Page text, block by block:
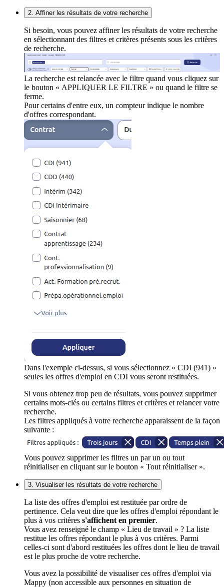
2. Affiner les résultats de votre recherche
Si besoin, vous pouvez affiner les résultats de votre recherche
en sélectionnant des filtres et critères présents sous les critères
de recherche.
La recherche est relancée avec le filtre quand vous cliquez sur
le bouton « APPLIQUER LE FILTRE » ou quand le filtre se
ferme.
Pour certains d'entre eux, un compteur indique le nombre
d'offres correspondant.
Dans l'exemple ci-dessus, si vous sélectionnez « CDI (941) »
seules les offres d'emploi en CDI vous seront restituées.
Si vous obtenez trop peu de résultats, vous pouvez supprimer
certains mots-clés ou certains filtres et critères et relancer votre
recherche.
Les filtres appliqués à votre recherche apparaissent de la façon
suivante :
Vous pouvez supprimer les filtres un par un ou tout
réinitialiser en cliquant sur le bouton « Tout réinitialiser ».
3. Visualiser les résultats de votre recherche
La liste des offres d'emploi est restituée par ordre de
pertinence. Cela veut dire que les offres d'emploi répondant le
plus à vos critères s'affichent en premier.
Vous avez renseigné le champ « Lieu de travail » ? La liste
restitue les offres répondant le plus à vos critères. Parmi
celles-ci sont d'abord restituées les offres dont le lieu de travail
est le plus proche de votre recherche.
Vous avez la possibilité de visualiser ces offres d'emploi via
Mappy (non accessible aux personnes en situation de